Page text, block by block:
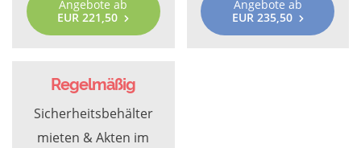
Angebote ab
EUR 221,50
Angebote ab
EUR 235,50
Regelmäßig
Sicherheitsbehälter
mieten & Akten im